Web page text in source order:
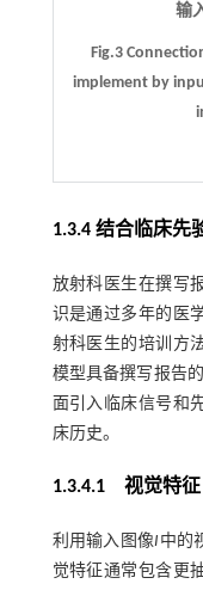
输
Fig.3
implement by
1.3.4 结合临床先
放射科医生在撰写
识是通过多年的医
射科医生的培训方
模型具备撰写报告
面引入临床信号和
床历史。
1.3.4.1 视觉特征
利用输入图像I 中的
觉特征通常包含更